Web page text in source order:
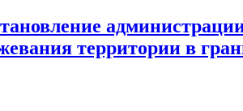
администрации
территории в